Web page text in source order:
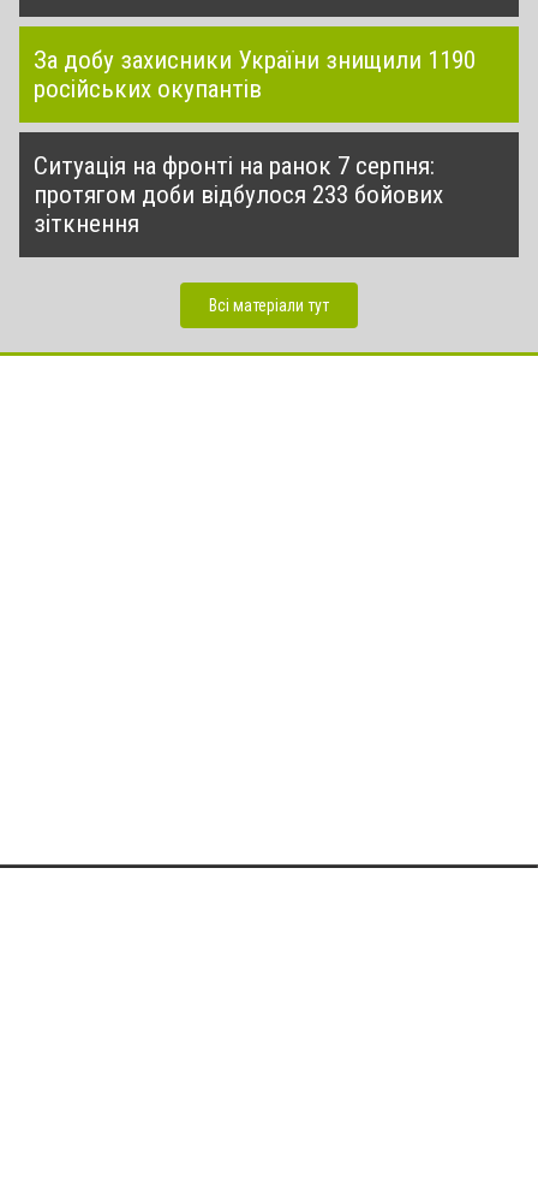
За добу захисники України знищили 1190
російських окупантів
Ситуація на фронті на ранок 7 серпня:
протягом доби відбулося 233 бойових
зіткнення
Всі матеріали тут